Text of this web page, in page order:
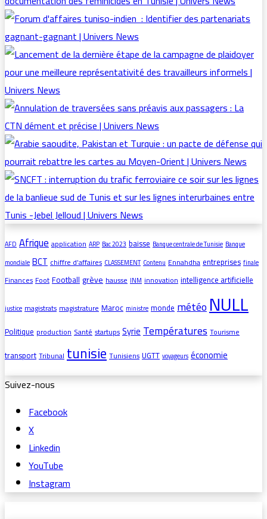
AFD Afriqueapplication ARP Bac 2023 baisse Banque centrale de Tunisie Banque
mondiale BCTchiffre d’affaires CLASSEMENT Contenu Ennahdhaentreprises finale
FinancesFootFootballgrèvehausse INM innovationintelligence artificielle
justice magistratsmagistratureMaroc ministre mondemétéoNULL
Politique productionSantéstartupsSyrieTempératuresTourisme
transportTribunaltunisieTunisiensUGTT voyageurs économie
Suivez-nous
Facebook
X
Linkedin
YouTube
Instagram